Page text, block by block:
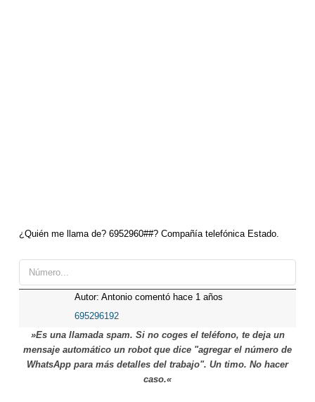
¿Quién me llama de? 6952960##? Compañía telefónica Estado.
Autor: Antonio comentó hace 1 años
695296192
»Es una llamada spam. Si no coges el teléfono, te deja un
mensaje automático un robot que dice "agregar el número de
WhatsApp para más detalles del trabajo". Un timo. No hacer
caso.«